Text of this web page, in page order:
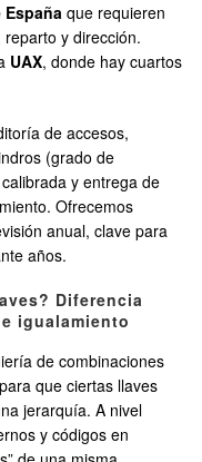
Españaque requieren
y dirección.
UAX, donde hay cuartos
de accesos,
(grado de
y entrega de
Ofrecemos
anual, clave para
años.
Diferencia
igualamiento
de combinaciones
para que ciertas llaves
jerarquía. A nivel
y códigos en